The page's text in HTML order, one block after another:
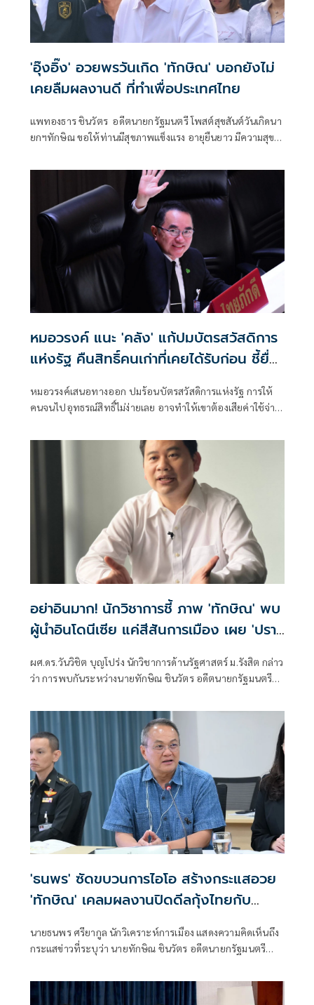
'อุ๊งอิ๊ง' อวยพรวันเกิด 'ทักษิณ' บอกยังไม่
เคยลืมผลงานดี ที่ทำเพื่อประเทศไทย
แพทองธาร ชินวัตร อดีตนายกรัฐมนตรี โพสต์สุขสันต์วันเกิดนา
ยกฯทักษิณ ขอให้ท่านมีสุขภาพแข็งแรง อายุยืนยาว มีความสุข
หมอวรงค์ แนะ 'คลัง' แก้ปมบัตรสวัสดิการ
แห่งรัฐ คืนสิทธิ์คนเก่าที่เคยได้รับก่อน ชี้ยื่น
หมอวรงค์เสนอทางออก ปมร้อนบัตรสวัสดิการแห่งรัฐ การให้
คนจนไปอุทธรณ์สิทธิ์ไม่ง่ายเลย อาจทำให้เขาต้องเสียค่าใช้จ่าย
อย่าอินมาก! นักวิชาการชี้ ภาพ 'ทักษิณ' พบ
ผู้นำอินโดนีเซีย แค่สีสันการเมือง เผย 'ปรา
นานาชาติเข้าใจ นายกฯ-รัฐบาล ผู้มีอำนาจตัว
ผศ.ดร.วันวิชิต บุญโปร่ง นักวิชาการด้านรัฐศาสตร์ ม.รังสิต กล่าว
ว่า การพบกันระหว่างนายทักษิณ ชินวัตร อดีตนายกรัฐมนตรี
ผิดปกติ เพราะทั้งสองมีความสัมพันธ์ส่วนตัวที่สั่งสมมาเป็นเวลา
นาน ภาพที่ออกมา เป็นสีสันการเมืองเท่านั้น
'ธนพร' ซัดขบวนการไอโอ สร้างกระแสอวย
'ทักษิณ' เคลมผลงานปิดดีลกุ้งไทยกับ
นายธนพร ศรียากูล นักวิเคราะห์การเมือง แสดงความคิดเห็นถึง
กระแสข่าวที่ระบุว่า นายทักษิณ ชินวัตร อดีตนายกรัฐมนตรี
ยังประเทศมาเลเซีย โดยระบุว่า ข่าวดังกล่าวเป็นเพียงการสร้าง
กระแสจากผู้สนับสนุนทางการเมืองเท่านั้น